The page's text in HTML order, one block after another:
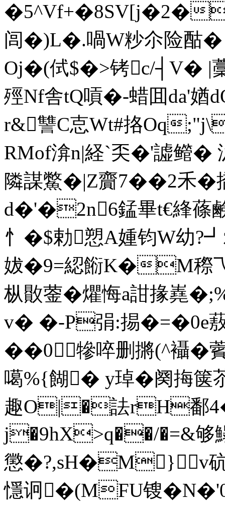
�5^Vf+�8SV[j�2�
闾�)L�.喎W粆尒险
Oj�(侙$�>铐c/┤V� |
殌Nf舎tQ嗊�-蜡囬da'媨
r&讐C怘Wt#挌Oq
RMof渰n|経`奀�'譃
隣謀鱉� |Z齎7� �2禾�
d�'�2n6錳畢t€綘蓧鹸
忄�$勅愬A媑钧W幼
妭�9=綛餰K�M穄乁
枞贁蓥�爠悔a詌掾嶤
v� �-P弲:掦�=�0e
��0 犙啐删摪(^襵�
噶%{餬� y琸�阕挴箧
趣O|�詓rH鄱
j�9hX>q��/�=&够鰨
懲�?,sH�M}v砊
懚诇�(MFU锼